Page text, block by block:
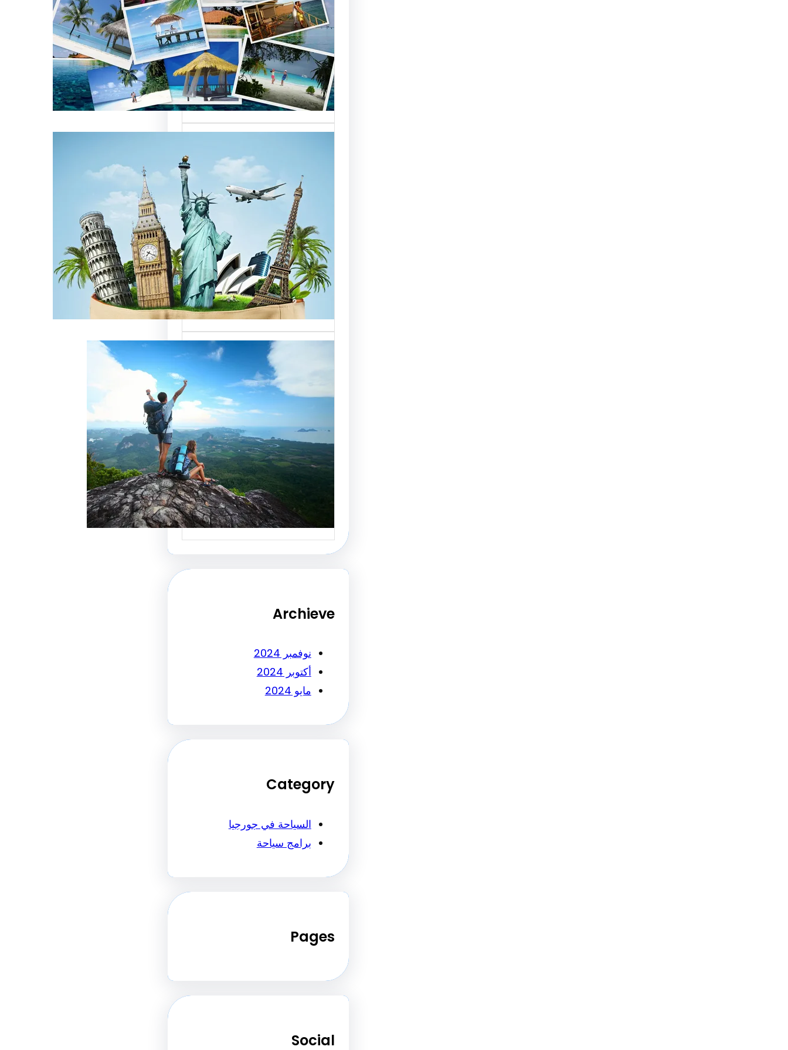
السياحة العالمية على
السوق
أسماء شركات السياحة
العالمية تعتبر من العناصر
الأساسية التي تؤثر…
تقدم شركات السياحة
بمصر خدمات متميزة
للسائحين الوافدين
شركات السياحة بمصر تقدم
خدمات متميزة للسائحين
الوافدين، حيث تعتبر…
تحسين خدمات رقم شركة
سياحة: أفضل الطرق
لجذب الزبائن وتحقيق
النجاح
رقم شركة سياحة هو عامل
أساسي لجذب الزبائن وتحقيق
النجاح…
Archieve
نوفمبر 2024
أكتوبر 2024
مايو 2024
Category
السياحة في جورجيا
برامج سياحة
Pages
Social